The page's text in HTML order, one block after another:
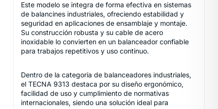
Este modelo se integra de forma efectiva en sistemas
de balancines industriales, ofreciendo estabilidad y
seguridad en aplicaciones de ensamblaje y montaje.
Su construcción robusta y su cable de acero
inoxidable lo convierten en un balanceador confiable
para trabajos repetitivos y uso continuo.
Dentro de la categoría de balanceadores industriales,
el TECNA 9313 destaca por su diseño ergonómico,
facilidad de uso y cumplimiento de normativas
internacionales, siendo una solución ideal para